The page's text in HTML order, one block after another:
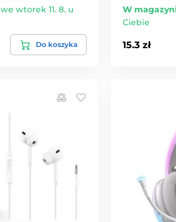
we wtorek 11. 8. u
Do koszyka
W
Ciebie
15.3 zł